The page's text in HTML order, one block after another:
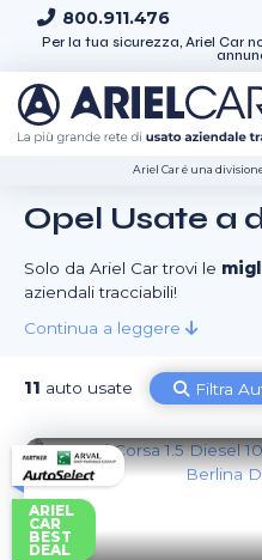
Skip to content
800.911.476
Per la tua sicurezza, Ariel Car
Ariel Car é una
Opel Usate a
Solo da Ariel Car trovi le
aziendali tracciabili!
Continua a leggere
11 auto usate Filtra
ARIEL
CAR
BEST
DEAL